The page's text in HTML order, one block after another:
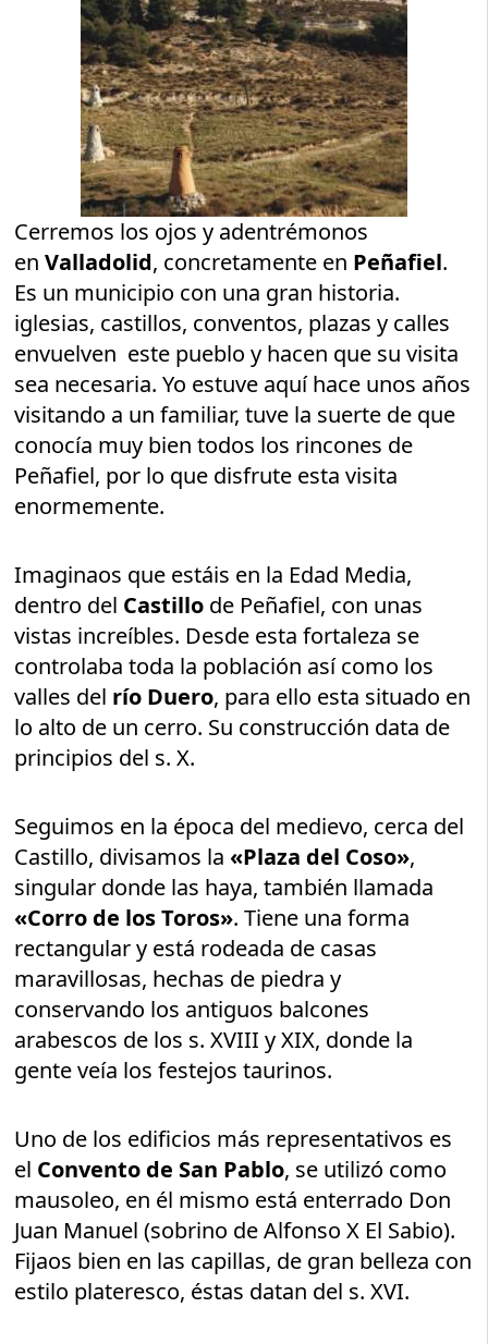
Cerremos los ojos y adentrémonos
en Valladolid, concretamente en Peñafiel.
Es un municipio con una gran historia.
iglesias, castillos, conventos, plazas y calles
envuelven este pueblo y hacen que su visita
sea necesaria. Yo estuve aquí hace unos años
visitando a un familiar, tuve la suerte de que
conocía muy bien todos los rincones de
Peñafiel, por lo que disfrute esta visita
enormemente.
Imaginaos que estáis en la Edad Media,
dentro del Castillo de Peñafiel, con unas
vistas increíbles. Desde esta fortaleza se
controlaba toda la población así como los
valles del río Duero, para ello esta situado en
lo alto de un cerro. Su construcción data de
principios del s. X.
Seguimos en la época del medievo, cerca del
Castillo, divisamos la «Plaza del Coso»,
singular donde las haya, también llamada
«Corro de los Toros». Tiene una forma
rectangular y está rodeada de casas
maravillosas, hechas de piedra y
conservando los antiguos balcones
arabescos de los s. XVIII y XIX, donde la
gente veía los festejos taurinos.
Uno de los edificios más representativos es
el Convento de San Pablo, se utilizó como
mausoleo, en él mismo está enterrado Don
Juan Manuel (sobrino de Alfonso X El Sabio).
Fijaos bien en las capillas, de gran belleza con
estilo plateresco, éstas datan del s. XVI.